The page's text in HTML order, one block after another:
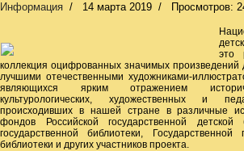
Информация 14 марта 2019 Просмотров:
это
коллекция оцифрованных значимых
лучшими отечественными художниками-
являющихся ярким отражением
культурологических, художественных и
происходивших в нашей стране в различные
фондов Российской государственной детской
государственной библиотеки, Государственной
библиотеки и других участников проекта.